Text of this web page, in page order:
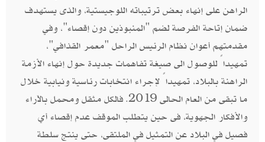
الراهن على إنهاء بعض ترتيباته اللوجيستية، والذى يستهدف
ضمان إتاحة الفرصة لضم "المنبوذين دون إقصاء"، وفي
مقدمتهم أعوان نظام الرئيس الراحل "معمر القذافي"،
تمهيداً للوصول الى صيغة تفاهمات جديدة حول إنهاء الأزمة
الراهنة بالبلاد، تمهيداً لإجراء انتخابات رئاسية ونيابية خلال
ما تبقى من العام الحالى 2019. فالكل مثقل ومحمل بالآراء
والأفكار الجهوية، فى حين يتطلب الموقف عدم إقصاء أي
فصيل في البلاد عن التمثيل في الملتقى، حتى ينتج سلطة